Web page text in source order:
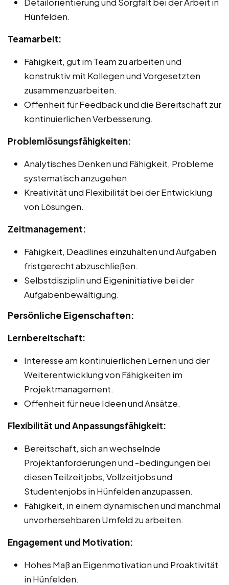
Hünfelden.
Teamarbeit:
Fähigkeit, gut im Team zu arbeiten und
konstruktiv mit Kollegen und Vorgesetzten
zusammenzuarbeiten.
Offenheit für Feedback und die Bereitschaft zur
kontinuierlichen Verbesserung.
Problemlösungsfähigkeiten:
Analytisches Denken und Fähigkeit, Probleme
systematisch anzugehen.
Kreativität und Flexibilität bei der Entwicklung
von Lösungen.
Zeitmanagement:
Fähigkeit, Deadlines einzuhalten und Aufgaben
fristgerecht abzuschließen.
Selbstdisziplin und Eigeninitiative bei der
Aufgabenbewältigung.
Persönliche Eigenschaften:
Lernbereitschaft:
Interesse am kontinuierlichen Lernen und der
Weiterentwicklung von Fähigkeiten im
Projektmanagement.
Offenheit für neue Ideen und Ansätze.
Flexibilität und Anpassungsfähigkeit:
Bereitschaft, sich an wechselnde
Projektanforderungen und -bedingungen bei
diesen Teilzeitjobs, Vollzeitjobs und
Studentenjobs in Hünfelden anzupassen.
Fähigkeit, in einem dynamischen und manchmal
unvorhersehbaren Umfeld zu arbeiten.
Engagement und Motivation:
Hohes Maß an Eigenmotivation und Proaktivität
in Hünfelden.